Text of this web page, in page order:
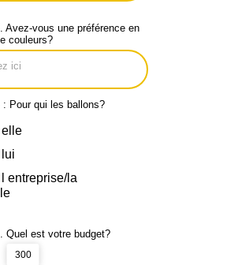
Avez-vous une préférence en
couleurs?
: Pour qui les ballons?
elle
entreprise/la
Quel est votre budget?
300